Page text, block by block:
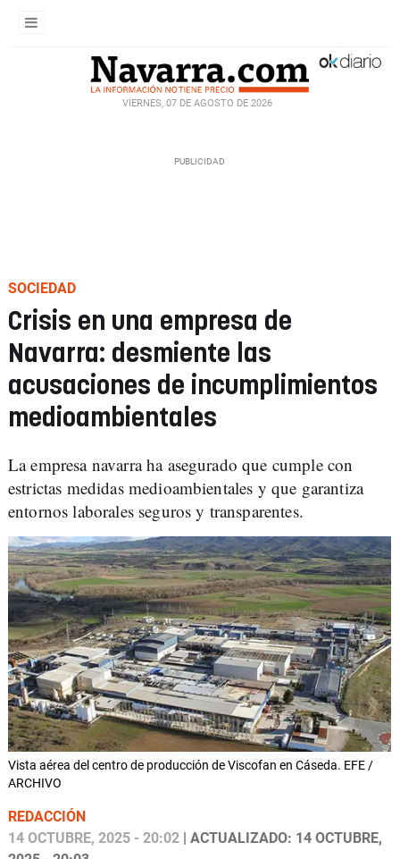
VIERNES, 07 DE AGOSTO DE 2026
SOCIEDAD
Crisis en una empresa de
Navarra: desmiente las
acusaciones de incumplimientos
medioambientales
La empresa navarra ha asegurado que cumple con
estrictas medidas medioambientales y que garantiza
entornos laborales seguros y transparentes.
Vista aérea del centro de producción de Viscofan en Cáseda. EFE /
ARCHIVO
REDACCIÓN
14 OCTUBRE, 2025 - 20:02 | ACTUALIZADO: 14 OCTUBRE,